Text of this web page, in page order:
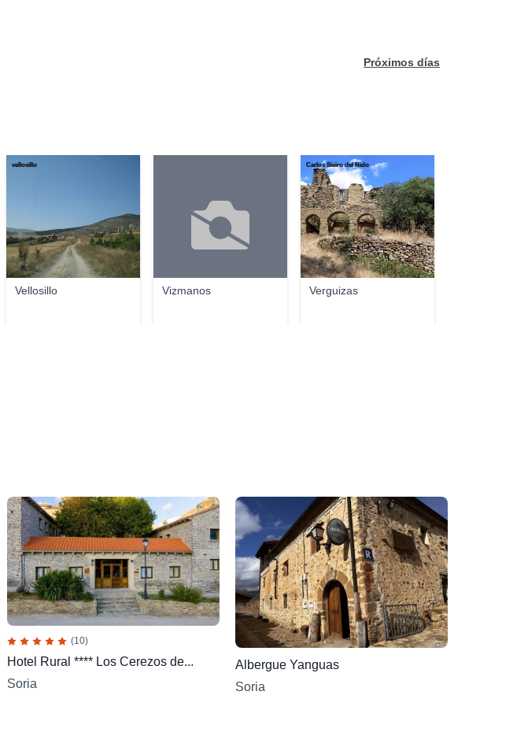
Próximos días
Vellosillo
vellosillo
Vizmanos Verguizas
Carlos Sieiro del Nido
(10)
Hotel Rural **** Los Cerezos de...
Soria
Albergue Yanguas
Soria